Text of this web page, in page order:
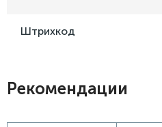
Штрихкод
Рекомендации